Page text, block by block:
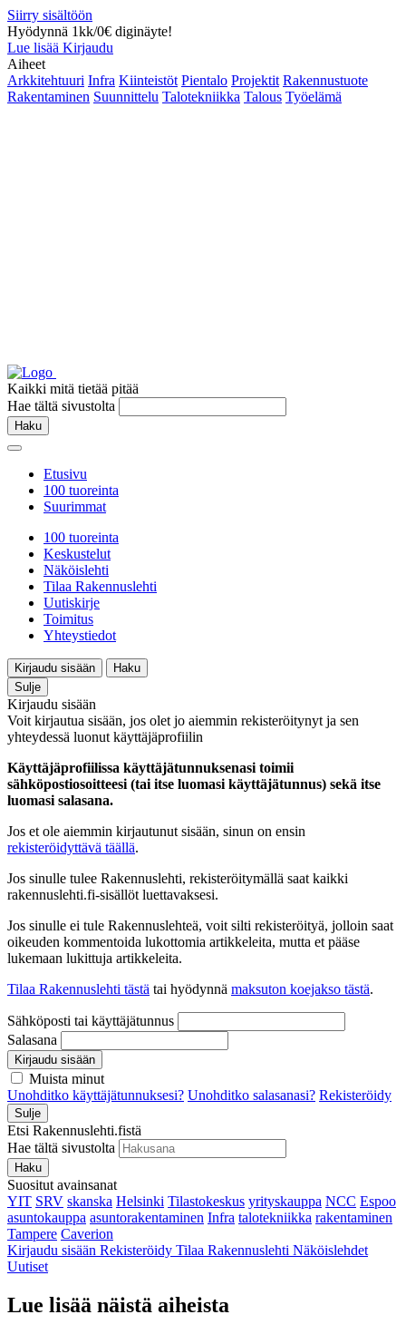
Siirry sisältöön
Hyödynnä 1kk/0€ diginäyte!
Lue lisää Kirjaudu
Aiheet
Arkkitehtuuri Infra Kiinteistöt Pientalo Projektit Rakennustuote
Rakentaminen Suunnittelu Talotekniikka Talous Työelämä
Kaikki mitä tietää pitää
Hae tältä sivustolta
Haku
Etusivu
100 tuoreinta
Suurimmat
100 tuoreinta
Keskustelut
Näköislehti
Tilaa Rakennuslehti
Uutiskirje
Toimitus
Yhteystiedot
Kirjaudu sisään
Haku
Sulje
Kirjaudu sisään
Voit kirjautua sisään, jos olet jo aiemmin rekisteröitynyt ja sen
yhteydessä luonut käyttäjäprofiilin
Käyttäjäprofiilissa käyttäjätunnuksenasi toimii
sähköpostiosoitteesi (tai itse luomasi käyttäjätunnus) sekä itse
luomasi salasana.
Jos et ole aiemmin kirjautunut sisään, sinun on ensin
rekisteröidyttävä täällä.
Jos sinulle tulee Rakennuslehti, rekisteröitymällä saat kaikki
rakennuslehti.fi-sisällöt luettavaksesi.
Jos sinulle ei tule Rakennuslehteä, voit silti rekisteröityä, jolloin saat
oikeuden kommentoida lukottomia artikkeleita, mutta et pääse
lukemaan lukittuja artikkeleita.
Tilaa Rakennuslehti tästä tai hyödynnä maksuton koejakso tästä.
Sähköposti tai käyttäjätunnus
Salasana
Kirjaudu sisään
Muista minut
Unohditko käyttäjätunnuksesi? Unohditko salasanasi? Rekisteröidy
Sulje
Etsi Rakennuslehti.fistä
Hae tältä sivustolta
Haku
Suositut avainsanat
YIT SRV skanska Helsinki Tilastokeskus yrityskauppa NCC Espoo
asuntokauppa asuntorakentaminen Infra talotekniikka rakentaminen
Tampere Caverion
Kirjaudu sisään Rekisteröidy Tilaa Rakennuslehti Näköislehdet
Uutiset
Lue lisää näistä aiheista